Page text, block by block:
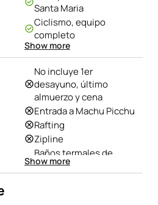
Santa Maria
Ciclismo, equipo
completo
Guía profesional
bilingüe
3 desayunos, 3 cenas, 3
almuerzos (opciones
vegetarianas)
1 noche en Ecolodge
2 Noches de
alojamiento con baño
privado y agua caliente
Botiquín de primeros
Show more
No incluye 1er
desayuno, último
almuerzo y cena
Entrada a Machu Picchu
Rafting
Zipline
Baños termales de
Cocalmayo
Show more